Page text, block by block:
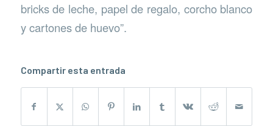
bricks de leche, papel de regalo, corcho blanco
y cartones de huevo”.
Compartir esta entrada